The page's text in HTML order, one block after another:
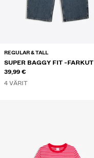
REGULAR & TALL
SUPER BAGGY FIT -FARKUT
39,99 €
4 VÄRIT